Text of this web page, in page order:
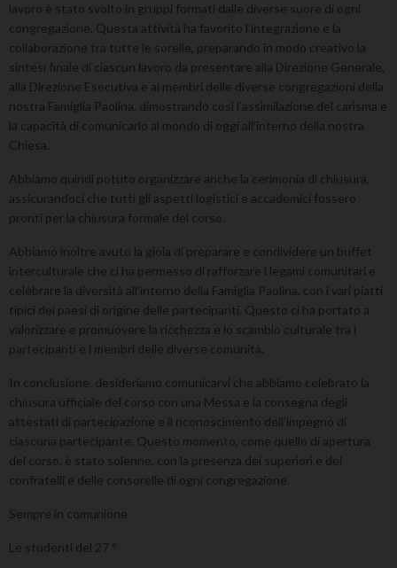
lavoro è stato svolto in gruppi formati dalle diverse suore di ogni
congregazione. Questa attività ha favorito l’integrazione e la
collaborazione tra tutte le sorelle, preparando in modo creativo la
sintesi finale di ciascun lavoro da presentare alla Direzione Generale,
alla Direzione Esecutiva e ai membri delle diverse congregazioni della
nostra Famiglia Paolina, dimostrando così l’assimilazione del carisma e
la capacità di comunicarlo al mondo di oggi all’interno della nostra
Chiesa.
Abbiamo quindi potuto organizzare anche la cerimonia di chiusura,
assicurandoci che tutti gli aspetti logistici e accademici fossero
pronti per la chiusura formale del corso.
Abbiamo inoltre avuto la gioia di preparare e condividere un buffet
interculturale che ci ha permesso di rafforzare i legami comunitari e
celebrare la diversità all’interno della Famiglia Paolina, con i vari piatti
tipici dei paesi di origine delle partecipanti. Questo ci ha portato a
valorizzare e promuovere la ricchezza e lo scambio culturale tra i
partecipanti e i membri delle diverse comunità.
In conclusione, desideriamo comunicarvi che abbiamo celebrato la
chiusura ufficiale del corso con una Messa e la consegna degli
attestati di partecipazione e il riconoscimento dell’impegno di
ciascuna partecipante. Questo momento, come quello di apertura
del corso, è stato solenne, con la presenza dei superiori e dei
confratelli e delle consorelle di ogni congregazione.
Sempre in comunione
Le studenti del 27 °